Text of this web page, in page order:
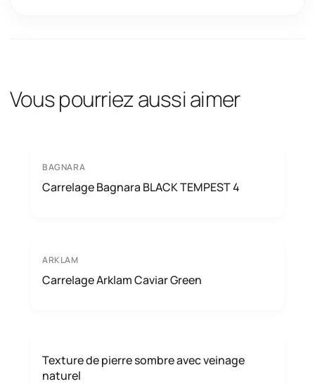
Vous pourriez aussi aimer
BAGNARA
Carrelage Bagnara BLACK TEMPEST 4
ARKLAM
Carrelage Arklam Caviar Green
Texture de pierre sombre avec veinage
naturel